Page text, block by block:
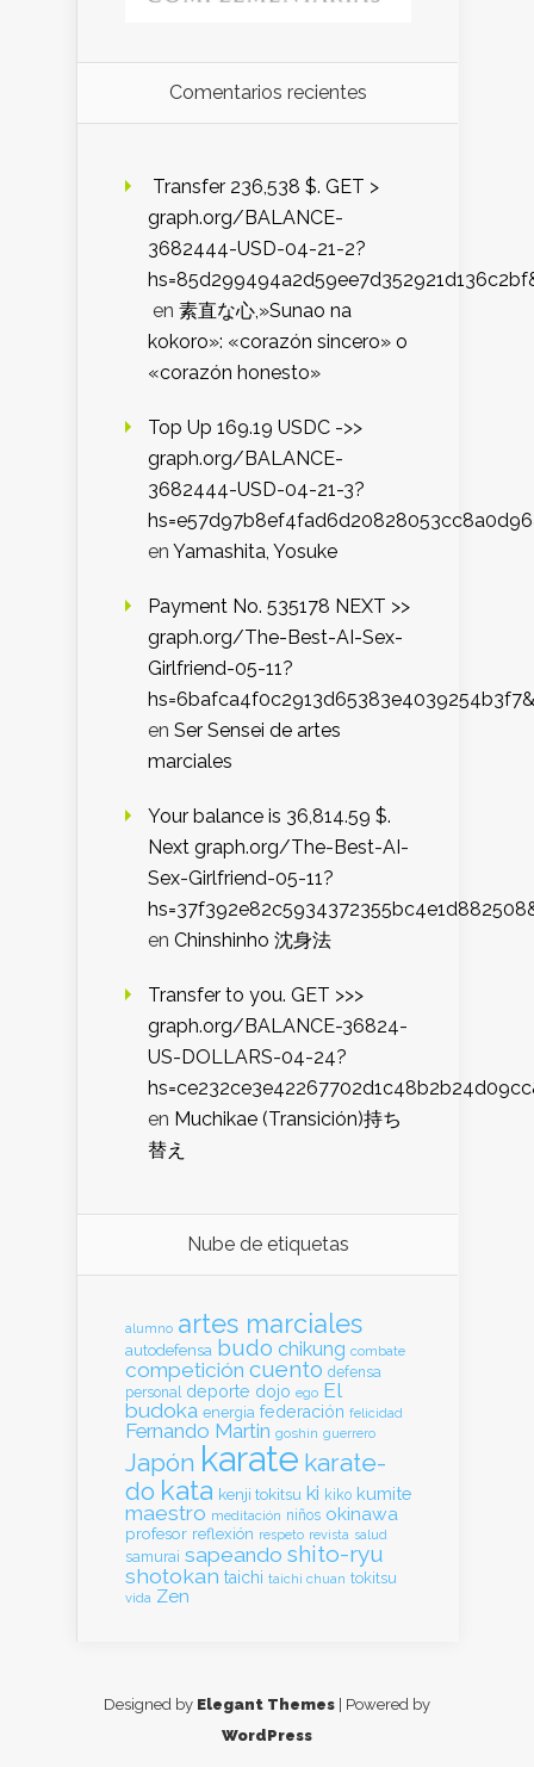
Comentarios recientes
️ Transfer 236,538 $. GET >
graph.org/BALANCE-
3682444-USD-04-21-2?
en 素直な心,»Sunao na
kokoro»: «corazón sincero» o
«corazón honesto»
Top Up 169.19 USDC ->>
graph.org/BALANCE-
3682444-USD-04-21-3?
en Yamashita, Yosuke
Payment No. 535178 NEXT >>
graph.org/The-Best-AI-Sex-
Girlfriend-05-11?
hs=6bafca4f0c2913d65383e4039254b3f7&
en Ser Sensei de artes
marciales
Your balance is 36,814.59 $.
Next graph.org/The-Best-AI-
Sex-Girlfriend-05-11?
en Chinshinho 沈身法
Transfer to you. GET >>>
graph.org/BALANCE-36824-
US-DOLLARS-04-24?
en Muchikae (Transición)持ち
替え
Nube de etiquetas
alumno artes marciales
autodefensa budo chikung combate
competición cuento defensa
personal deporte dojo ego El
budoka energia federación felicidad
Fernando Martin goshin guerrero
Japón karate karate-
do kata kenji tokitsu ki kiko kumite
maestro meditación niños okinawa
profesor reflexión respeto revista salud
samurai sapeando shito-ryu
shotokan taichi taichi chuan tokitsu
vida Zen
Designed by Elegant Themes | Powered by
WordPress